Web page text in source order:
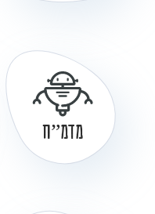
מדמ”ח